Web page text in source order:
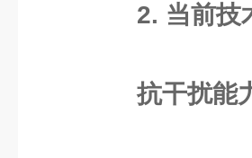
2. 当前技
抗干扰能